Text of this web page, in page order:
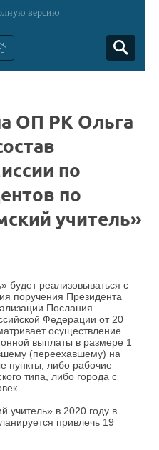
версию
ОП РК Ольга
по
по
учитель»
будет реализовываться с
поручения Президента
Послания
Федерации от 20
осуществление
выплаты в размере 1
(переехавшему) на
пункты, либо рабочие
типа, либо города с
учитель» в 2020 году в
привлечь 19